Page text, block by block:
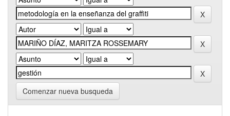
Comenzar nueva busqueda